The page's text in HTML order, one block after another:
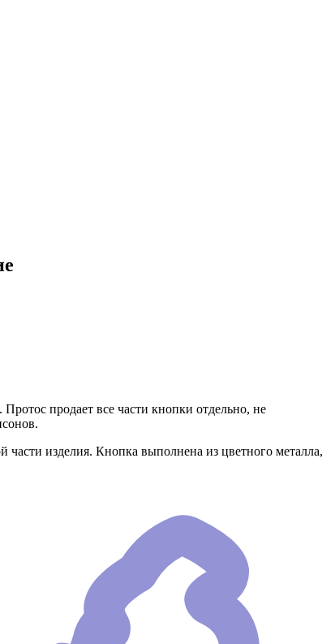
продает все части кнопки отдельно, не
изделия. Кнопка выполнена из цветного металла,